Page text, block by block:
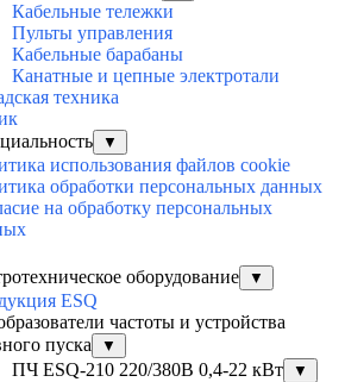
Кабельные тележки
Пульты управления
Кабельные барабаны
Канатные и цепные электротали
техника
▼
использования файлов cookie
обработки персональных данных
на обработку персональных
оборудование ▼
ESQ
частоты и устройства
пуска
▼
ПЧ ESQ-210 220/380В 0,4-22 кВт ▼